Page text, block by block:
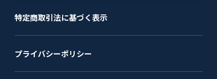
特定商取引法に基づく表示
プライバシーポリシー